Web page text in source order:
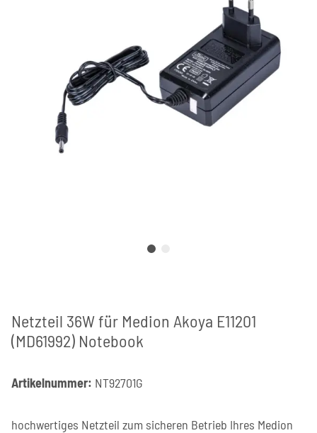
Netzteil 36W für Medion Akoya E11201
(MD61992) Notebook
Artikelnummer: NT92701G
hochwertiges Netzteil zum sicheren Betrieb Ihres Medion